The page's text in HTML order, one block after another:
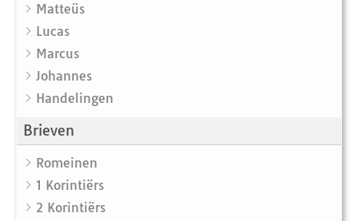
Matteüs
Lucas
Marcus
Johannes
Handelingen
Brieven
Romeinen
1 Korintiërs
2 Korintiërs